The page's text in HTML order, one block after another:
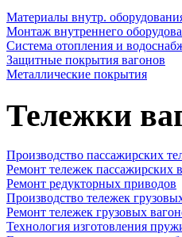
Материалы внутр.
Монтаж внутреннего
Cистема отопления и
Защитные покрытия вагонов
Металлические покрытия
Тележки
Производство пассажирских
Ремонт тележек пассажирских
Ремонт редукторных приводов
Производство тележек
Ремонт тележек грузовых
Технология изготовления